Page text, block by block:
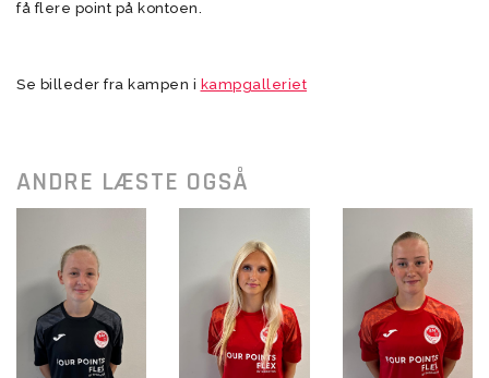
få flere point på kontoen.
Se billeder fra kampen i kampgalleriet
ANDRE LÆSTE OGSÅ